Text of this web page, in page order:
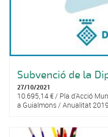
Subvenció de la
27/10/2021
10.695,14 € / Pla d'Acció
a Guialmons / Anualitat 2019